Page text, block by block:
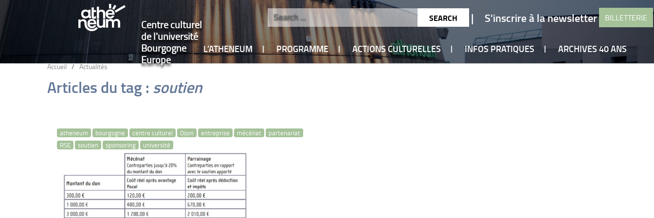
| S'inscrire à la newsletter BILLETTERIE
Centre culturel
de l'université
Bourgogne
Europe
L’ATHENEUM PROGRAMME ACTIONS CULTURELLES INFOS PRATIQUES ARCHIVES 40 ANS
Accueil / Actualités
Articles du tag : soutien
atheneum bourgogne centre culturel Dijon entreprise mécénat
partenariat
RSE
soutien sponsoring université